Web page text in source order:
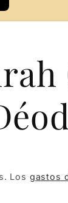
Los gastos